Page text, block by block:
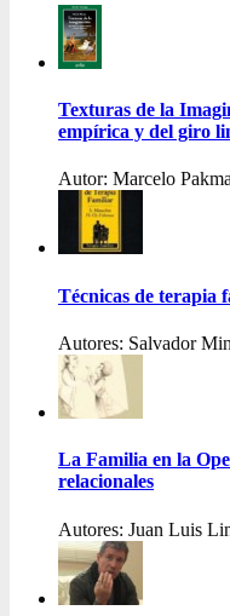
Texturas de la
empírica y del giro
Autor: Marcelo
Técnicas de terapia
Autores: Salvador
La Familia en la
relacionales
Autores: Juan Luis